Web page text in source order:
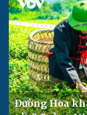
Đường Hoa